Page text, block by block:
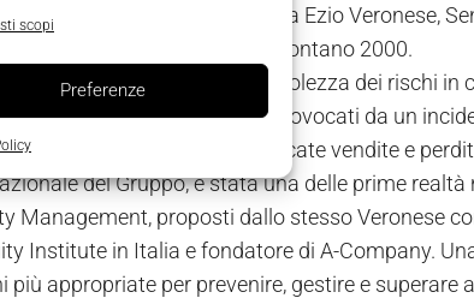
scopi
Preferenze
Infatti, come racconta Ezio Veronese,
preso forma, inizialmente, nel lontano 2000.
far crescere la consapevolezza dei rischi in
ai danni economici diretti provocati da un
in termini di mancate vendite e
del Gruppo, è stata una delle prime
Management, proposti dallo stesso Veronese
Institute in Italia e fondatore di A-Company.
più appropriate per prevenire, gestire e superare